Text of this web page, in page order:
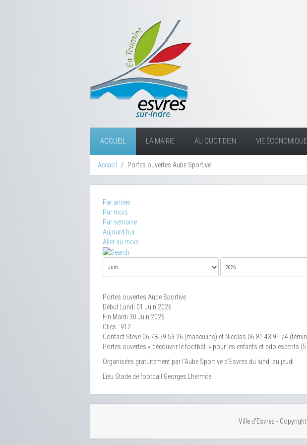
ACCUEIL LA MAIRIE AU QUOTIDIEN VIE ÉCONOMIQUE
Accueil Portes ouvertes Aube Sportive
Par année
Par mois
Par semaine
Aujourd'hui
Aller au mois
Portes ouvertes Aube Sportive
Début Lundi 01 Juin 2026
Fin Mardi 30 Juin 2026
Clics : 912
Contact Steve 06 78 59 53 26 (masculins) et Nicolas 06 81 43 91 74
Portes ouvertes « découvrir le football » pour les enfants et adolescents
Organisées gratuitement par l’Aube Sportive d’Esvres du lundi au jeudi
Lieu Stade de football Georges Lhermite
Ville d'Esvres -